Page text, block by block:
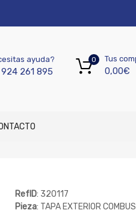
ayuda?
261 895
Tus
0,00€
0
RefID: 320117
Pieza: TAPA EXTERIOR